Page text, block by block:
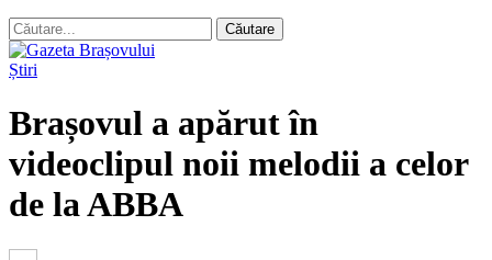
Știri
Brașovul a apărut în
videoclipul noii melodii a celor
de la ABBA